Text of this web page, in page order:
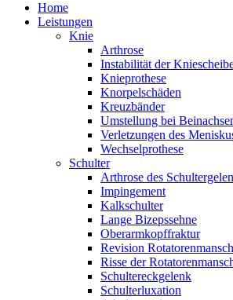
Home
Leistungen
Knie
Arthrose
Instabilität der
Knieprothese
Knorpelschäden
Kreuzbänder
Umstellung bei
Verletzungen des
Wechselprothese
Schulter
Arthrose des
Impingement
Kalkschulter
Lange Bizepssehne
Oberarmkopffraktur
Revision
Risse der
Schultereckgelenk
Schulterluxation